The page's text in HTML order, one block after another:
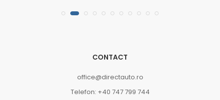
CONTACT
office@directauto.ro
Telefon: +40 747 799 744